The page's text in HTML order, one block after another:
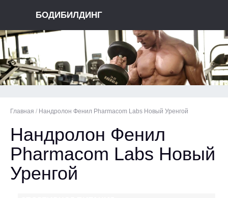
БОДИБИЛДИНГ
Главная / Нандролон Фенил Pharmacom Labs Новый Уренгой
Нандролон Фенил
Pharmacom Labs Новый
Уренгой